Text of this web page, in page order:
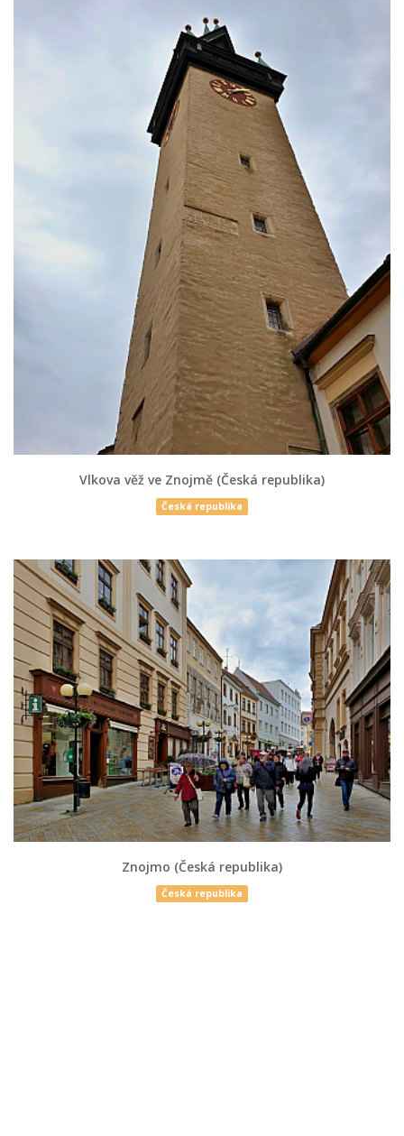
Vlkova věž ve Znojmě (Česká republika)
Česká republika
Znojmo (Česká republika)
Česká republika